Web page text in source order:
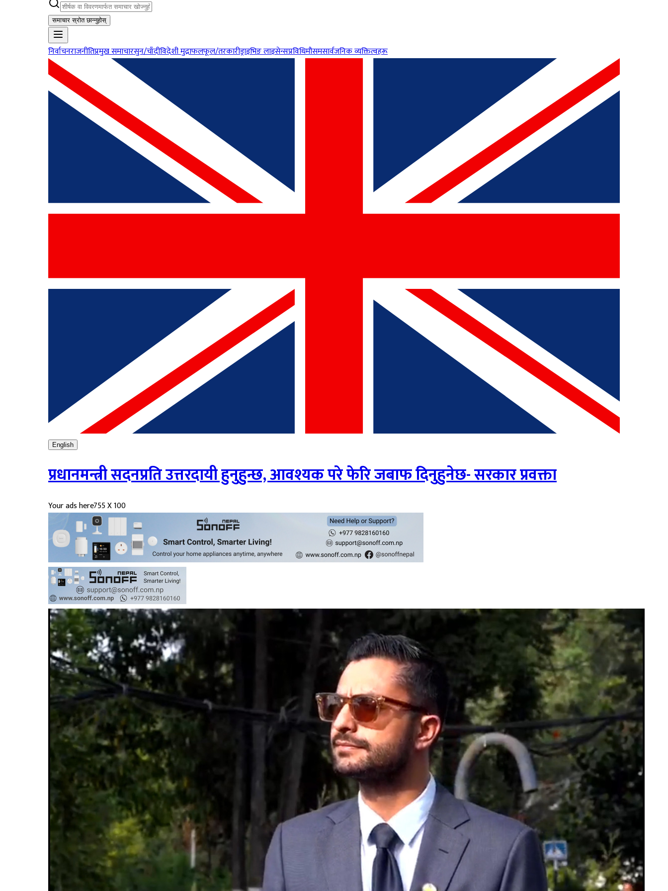
समाचार स्रोत छान्नुहोस्
निर्वाचनराजनीतिप्रमुख समाचारसुन/चाँदीविदेशी मुद्राफलफूल/तरकारीड्राइभिङ लाइसेन्सप्रविधिमौसमसार्वजनिक व्यक्तित्वहरू
English
प्रधानमन्त्री सदनप्रति उत्तरदायी हुनुहुन्छ, आवश्यक परे फेरि जबाफ दिनुहुनेछ- सरकार प्रवक्ता
Your ads here755 X 100